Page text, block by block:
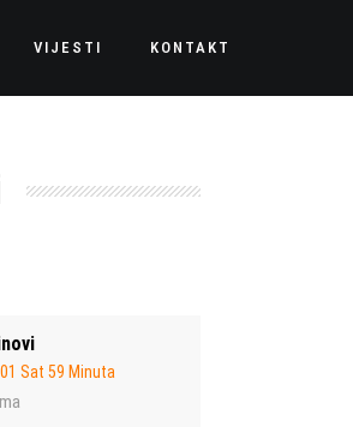
VIJESTI KONTAKT
01 Sat 59 Minuta